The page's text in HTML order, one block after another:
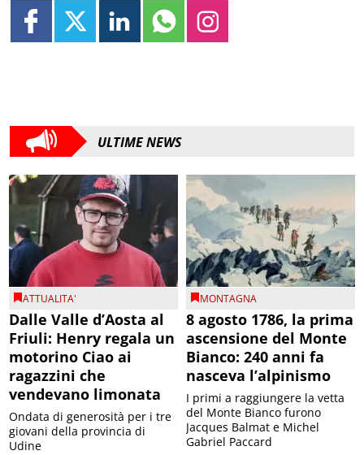
ULTIME NEWS
ATTUALITA'
Dalle Valle d’Aosta al
Friuli: Henry regala un
motorino Ciao ai
ragazzini che
vendevano limonata
Ondata di generosità per i tre
giovani della provincia di
Udine
MONTAGNA
8 agosto 1786, la prima
ascensione del Monte
Bianco: 240 anni fa
nasceva l’alpinismo
I primi a raggiungere la vetta
del Monte Bianco furono
Jacques Balmat e Michel
Gabriel Paccard